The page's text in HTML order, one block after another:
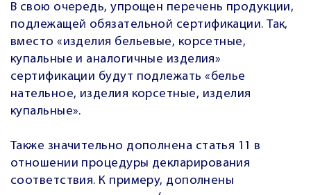
В свою очередь, упрощен перечень продукции,
подлежащей обязательной сертификации. Так,
вместо «изделия бельевые, корсетные,
купальные и аналогичные изделия»
сертификации будут подлежать «белье
нательное, изделия корсетные, изделия
купальные».
Также значительно дополнена статья 11 в
отношении процедуры декларирования
соответствия. К примеру, дополнены